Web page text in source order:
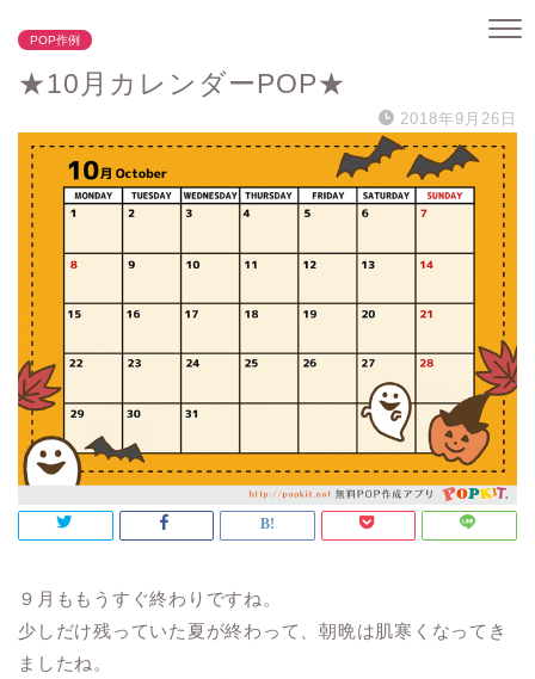
POP作例
★10月カレンダーPOP★
2018年9月26日
９月ももうすぐ終わりですね。
少しだけ残っていた夏が終わって、朝晩は肌寒くなってき
ましたね。